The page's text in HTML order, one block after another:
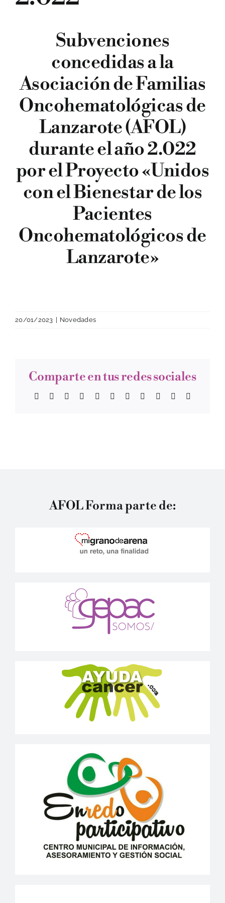
BUSCAR:
Subvenciones
concedidas a la
Asociación de Familias
Oncohematológicas de
Lanzarote (AFOL)
durante el año 2.022
por el Proyecto «Unidos
con el Bienestar de los
Pacientes
Oncohematológicos de
Lanzarote»
20/01/2023 Novedades
Comparte en tus redes sociales
Facebook
TwitterReddit LinkedInWhatsAppTelegram
TumblrPinterest Xing
AFOL Forma parte de: